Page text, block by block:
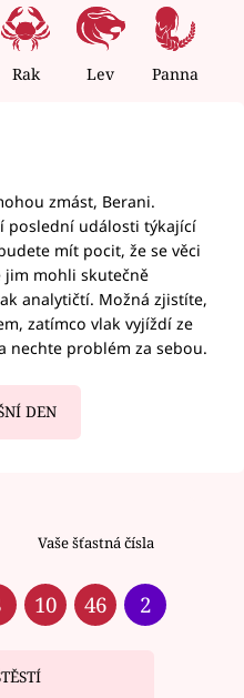
Rak Lev Panna
zmást, Berani.
poslední události týkající
mít pocit, že se věci
jim mohli skutečně
analytičtí. Možná zjistíte,
zatímco vlak vyjíždí ze
nechte problém za sebou.
DEN
Vaše šťastná čísla
10 46 2